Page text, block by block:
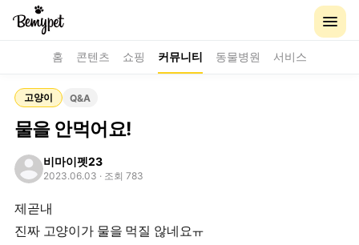
홈 콘텐츠 쇼핑 커뮤니티 동물병원 서비스
고양이 Q&A
물을 안먹어요!
비마이펫23
2023.06.03 · 조회 783
제곧내
진짜 고양이가 물을 먹질 않네요ㅠ